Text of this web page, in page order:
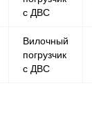
с ДВС
Вилочный
погрузчик
с ДВС